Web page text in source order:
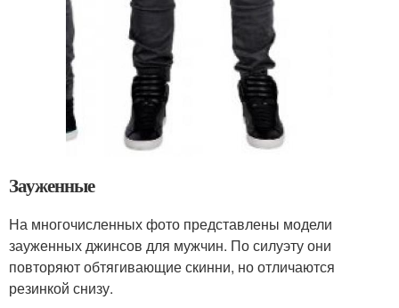
Зауженные
На многочисленных фото представлены модели
зауженных джинсов для мужчин. По силуэту они
повторяют обтягивающие скинни, но отличаются
резинкой снизу.